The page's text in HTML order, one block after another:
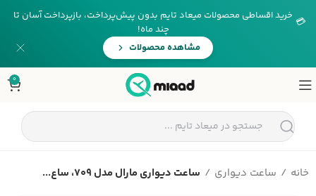
💳 خرید اقساطی محصولات میعاد تایم بدون پیش‌پرداخت، بازپرداخت آسان تا
چند ماه!
مشاهده محصولات
0
خانه ساعت دیواری ساعت دیواری مارال مدل 709، ساع...